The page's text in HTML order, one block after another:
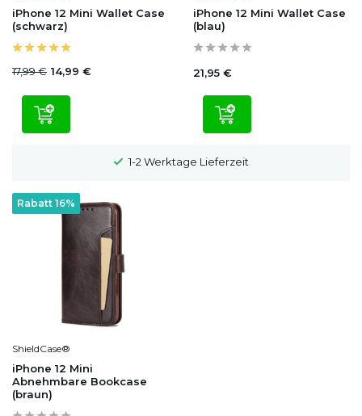
iPhone 12 Mini Wallet Case
(schwarz)
17,99 € 14,99 €
iPhone 12 Mini Wallet Case
(blau)
21,95 €
1-2 Werktage Lieferzeit
Rabatt 16%
ShieldCase®
iPhone 12 Mini
Abnehmbare Bookcase
(braun)